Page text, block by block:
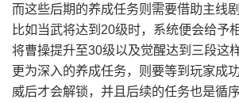
而这些后期的养成任务则需要借助主线
比如当武将达到20级时，系统便会给予
将曹操提升至30级以及觉醒达到三段这
更为深入的养成任务，则要等到玩家成
威后才会解锁，并且后续的任务也是循